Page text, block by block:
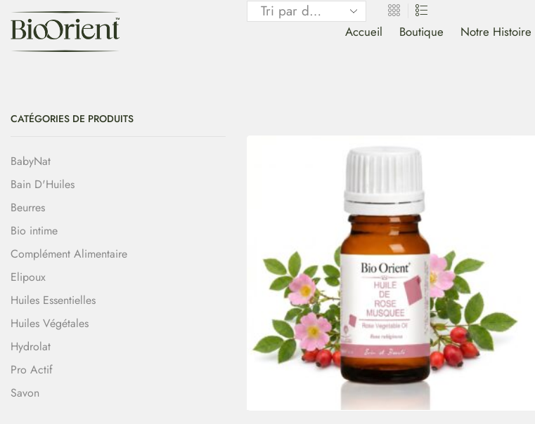
Accueil Boutique Notre Histoire
CATÉGORIES DE PRODUITS
BabyNat
Bain D'Huiles
Beurres
Bio intime
Complément Alimentaire
Elipoux
Huiles Essentielles
Huiles Végétales
Hydrolat
Pro Actif
Savon